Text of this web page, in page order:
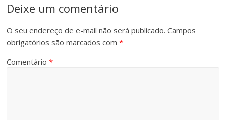
Deixe um comentário
O seu endereço de e-mail não será publicado. Campos
obrigatórios são marcados com*
Comentário*